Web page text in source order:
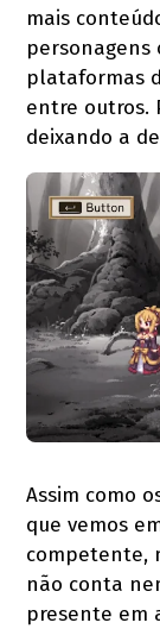
mais
personagens
plataformas
entre outros.
deixando a
Assim como
que vemos
competente,
não conta
presente em